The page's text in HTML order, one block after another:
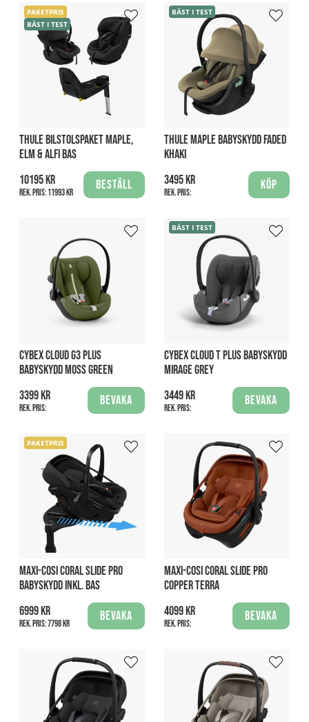
PAKETPRIS
BÄST I TEST
THULE BILSTOLSPAKET MAPLE,
ELM & ALFI BAS
10195 kr
Rek. pris:11993 kr
Beställ
BÄST I TEST
THULE MAPLE BABYSKYDD FADED
KHAKI
3495 kr
Rek. pris:
Köp
CYBEX CLOUD G3 PLUS
BABYSKYDD MOSS GREEN
3399 kr
Rek. pris:
Bevaka
BÄST I TEST
CYBEX CLOUD T PLUS BABYSKYDD
MIRAGE GREY
3449 kr
Rek. pris:
Bevaka
PAKETPRIS
MAXI-COSI CORAL SLIDE PRO
BABYSKYDD INKL. BAS
6999 kr
Rek. pris:7798 kr
Bevaka
MAXI-COSI CORAL SLIDE PRO
COPPER TERRA
4099 kr
Rek. pris:
Bevaka